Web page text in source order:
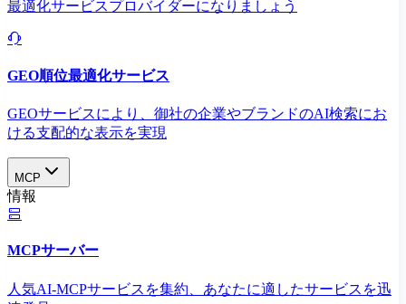
最適化サービスプロバイダーになりましょう
GEO順位最適化サービス
GEOサービスにより、御社の企業やブランドのAI検索にお
ける支配的な表示を実現​
MCP
情報
MCPサーバー
人気AI-MCPサービスを集約、あなたに適したサービスを迅